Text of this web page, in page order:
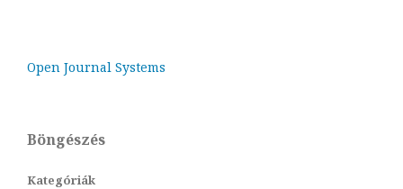
Open Journal Systems
Böngészés
Kategóriák